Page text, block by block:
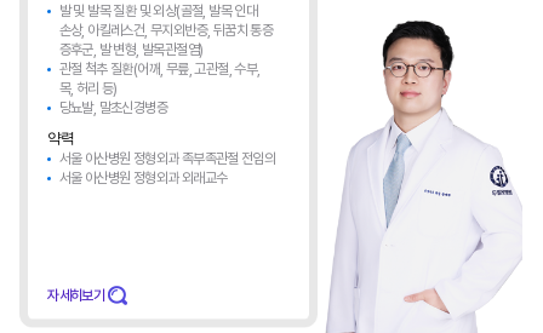
발 및 발목 질환 및 외상(골절, 발목 인대
손상, 아킬레스건, 무지외반증, 뒤꿈치 통증
증후군, 발 변형, 발목관절염)
관절 척추 질환(어깨, 무릎, 고관절, 수부,
목, 허리 등)
당뇨발, 말초신경병증
약력
서울 아산병원 정형외과 족부족관절 전임의
서울 아산병원 정형외과 외래교수
자세히보기